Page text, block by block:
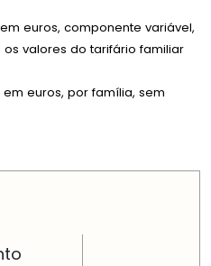
euros, componente variável,
valores do tarifário familiar
euros, por família, sem